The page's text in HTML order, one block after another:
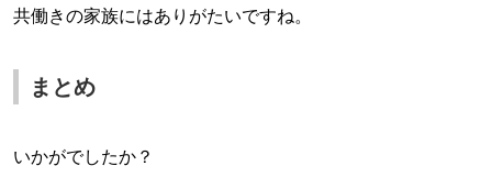
共働きの家族にはありがたいですね。
まとめ
いかがでしたか？